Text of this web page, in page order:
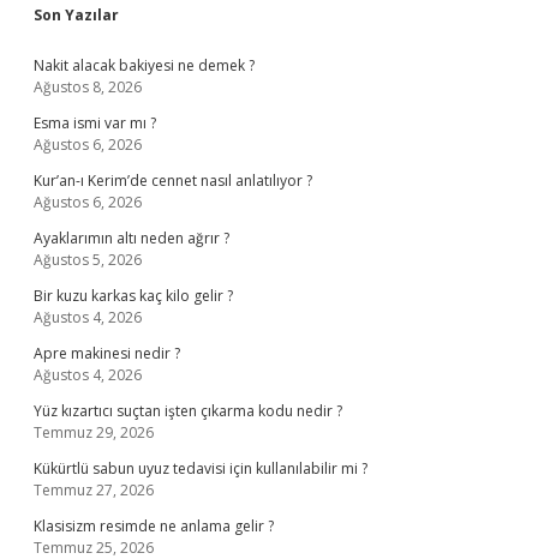
Sidebar
Son Yazılar
Nakit alacak bakiyesi ne demek ?
Ağustos 8, 2026
Esma ismi var mı ?
Ağustos 6, 2026
Kur’an-ı Kerim’de cennet nasıl anlatılıyor ?
Ağustos 6, 2026
Ayaklarımın altı neden ağrır ?
Ağustos 5, 2026
Bir kuzu karkas kaç kilo gelir ?
Ağustos 4, 2026
Apre makinesi nedir ?
Ağustos 4, 2026
Yüz kızartıcı suçtan işten çıkarma kodu nedir ?
Temmuz 29, 2026
Kükürtlü sabun uyuz tedavisi için kullanılabilir mi ?
Temmuz 27, 2026
Klasisizm resimde ne anlama gelir ?
Temmuz 25, 2026